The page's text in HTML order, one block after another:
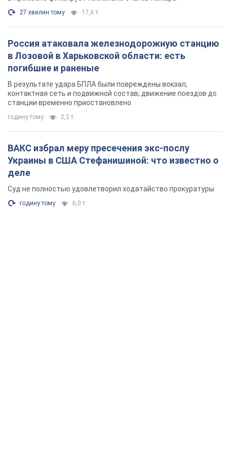
27 хвилин тому 17,6 т.
Россия атаковала железнодорожную станцию
в Лозовой в Харьковской области: есть
погибшие и раненые
В результате удара БПЛА были повреждены вокзал,
контактная сеть и подвижной состав; движение поездов до
станции временно приостановлено
годину тому 2,2 т.
ВАКС избрал меру пресечения экс-послу
Украины в США Стефанишиной: что известно о
деле
Суд не полностью удовлетворил ходатайство прокуратуры
годину тому 6,0 т.